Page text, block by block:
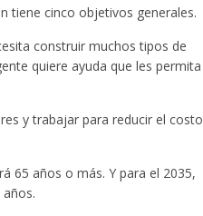
tiene cinco objetivos generales.
construir muchos tipos de
quiere ayuda que les permita
y trabajar para reducir el costo
65 años o más. Y para el 2035,